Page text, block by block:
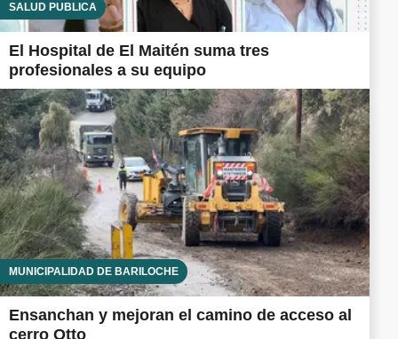
SALUD PÚBLICA
El Hospital de El Maitén suma tres
profesionales a su equipo
MUNICIPALIDAD DE BARILOCHE
Ensanchan y mejoran el camino de acceso al
cerro Otto